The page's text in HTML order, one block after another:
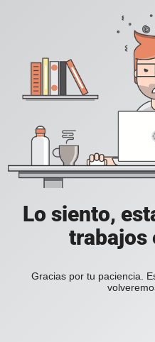
Lo siento,
trabajos
Gracias por tu paciencia.